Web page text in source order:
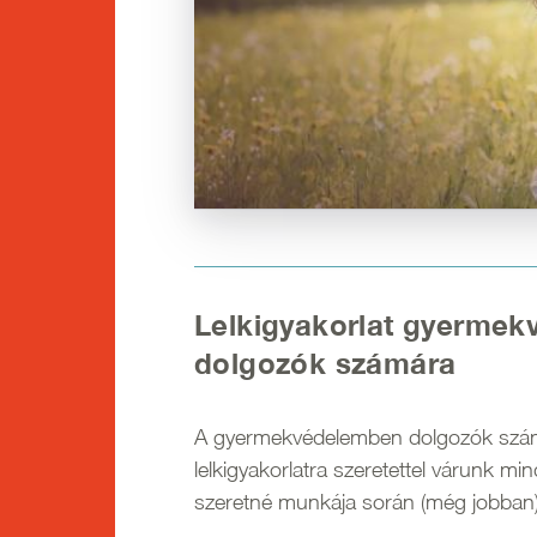
Lelkigyakorlat
dolgozók számára
A gyermekvédelemben dolgozók
lelkigyakorlatra szeretettel várunk
szeretné munkája során (még